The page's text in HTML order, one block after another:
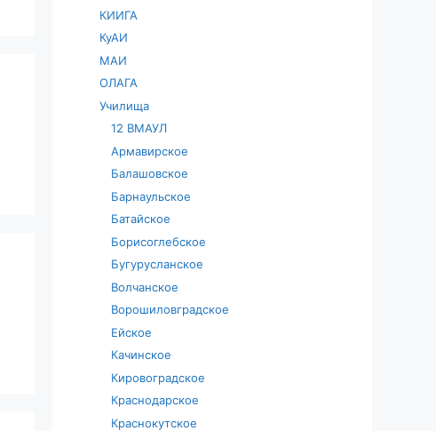
КИИГА
КуАИ
МАИ
ОЛАГА
Училища
12 ВМАУЛ
Армавирское
Балашовское
Барнаульское
Батайское
Борисоглебское
Бугурусланское
Волчанское
Ворошиловградское
Ейское
Качинское
Кировоградское
Краснодарское
Краснокутское